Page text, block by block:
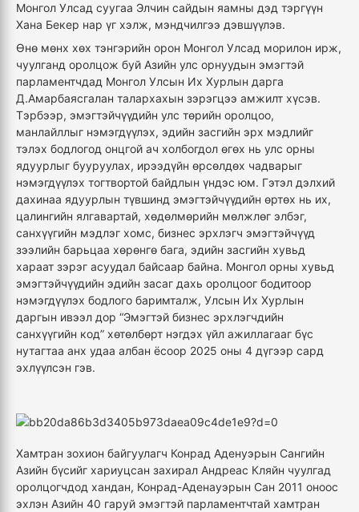
Монгол Улсад суугаа Элчин сайдын яамны дэд тэргүүн
Хана Бекер нар үг хэлж, мэндчилгээ дэвшүүлэв.
Өнө мөнх хөх тэнгэрийн орон Монгол Улсад морилон ирж,
чуулганд оролцож буй Азийн улс орнуудын эмэгтэй
парламентчдад Монгол Улсын Их Хурлын дарга
Д.Амарбаясгалан талархахын зэрэгцээ амжилт хүсэв.
Тэрбээр, эмэгтэйчүүдийн улс төрийн оролцоо,
манлайллыг нэмэгдүүлэх, эдийн засгийн эрх мэдлийг
тэлэх бодлогод онцгой ач холбогдол өгөх нь улс орны
ядуурлыг бууруулах, ирээдүйн өрсөлдөх чадварыг
нэмэгдүүлэх тогтвортой байдлын үндэс юм. Гэтэл дэлхий
дахинаа ядуурлын түвшинд эмэгтэйчүүдийн өртөх нь их,
цалингийн ялгавартай, хөдөлмөрийн мөлжлөг элбэг,
санхүүгийн мэдлэг хомс, бизнес эрхлэгч эмэгтэйчүүд
зээлийн барьцаа хөрөнгө бага, эдийн засгийн хувьд
хараат зэрэг асуудал байсаар байна. Монгол орны хувьд
эмэгтэйчүүдийн эдийн засаг дахь оролцоог бодитоор
нэмэгдүүлэх бодлого баримталж, Улсын Их Хурлын
даргын ивээл дор “Эмэгтэй бизнес эрхлэгчдийн
санхүүгийн код” хөтөлбөрт нэгдэх үйл ажиллагааг бүс
нутагтаа анх удаа албан ёсоор 2025 оны 4 дүгээр сард
эхлүүлсэн гэв.
Хамтран зохион байгуулагч Конрад Аденуэрын Сангийн
Азийн бүсийг хариуцсан захирал Андреас Кляйн чуулгад
оролцогчдод хандан, Конрад-Аденауэрын Сан 2011 оноос
эхлэн Азийн 40 гаруй эмэгтэй парламентчтай хамтран